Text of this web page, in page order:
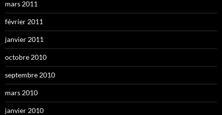
mars 2011
février 2011
janvier 2011
octobre 2010
septembre 2010
mars 2010
janvier 2010